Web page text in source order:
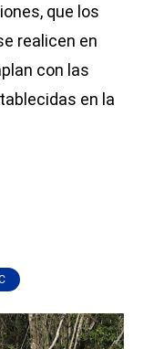
que los
realicen en
con las
en la